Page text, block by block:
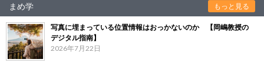
まめ学 もっと見る
写真に埋まっている位置情報はおっかないのか 【岡嶋教授の
デジタル指南】
2026年7月22日